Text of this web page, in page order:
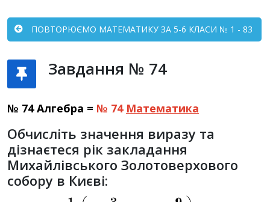
ПОВТОРЮЄМО МАТЕМАТИКУ ЗА 5-6 КЛАСИ № 1 - 83
Завдання № 74
№ 74 Алгебра = № 74 Математика
Обчисліть значення виразу та
дізнаєтеся рік закладання
Михайлівського Золотоверхового
собору в Києві: